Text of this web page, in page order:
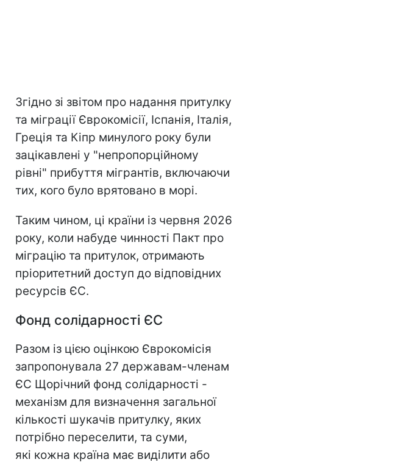
Згідно зі звітом про надання притулку
та міграції Єврокомісії, Іспанія, Італія,
Греція та Кіпр минулого року були
зацікавлені у "непропорційному
рівні" прибуття мігрантів, включаючи
тих, кого було врятовано в морі.
Таким чином, ці країни із червня 2026
року, коли набуде чинності Пакт про
міграцію та притулок, отримають
пріоритетний доступ до відповідних
ресурсів ЄС.
Фонд солідарності ЄС
Разом із цією оцінкою Єврокомісія
запропонувала 27 державам-членам
ЄС Щорічний фонд солідарності -
механізм для визначення загальної
кількості шукачів притулку, яких
потрібно переселити, та суми,
які кожна країна має виділити або